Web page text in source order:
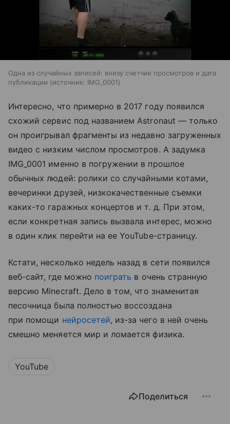
Одна из случайных записей: внизу счетчик просмотров и дата
публикации
источник: IMG_0001
Интересно, что примерно в 2017 году появился
схожий сервис под названием Astronaut — только
он проигрывал фрагменты из недавно загруженных
видео с низким числом просмотров. А задумка
IMG_0001 именно в погружении в прошлое
обычных людей: ролики со случайными котами,
вечеринки друзей, низкокачественные съемки
каких-то гаражных концертов и т. д. При этом,
если конкретная запись вызвала интерес, можно
в один клик перейти на ее YouTube-страницу.
Кстати, несколько недель назад в сети появился
веб-сайт, где можно поиграть в очень странную
версию Minecraft. Дело в том, что знаменитая
песочница была полностью воссоздана
при помощи нейросетей, из-за чего в ней очень
смешно меняется мир и ломается физика.
YouTube
Поделиться